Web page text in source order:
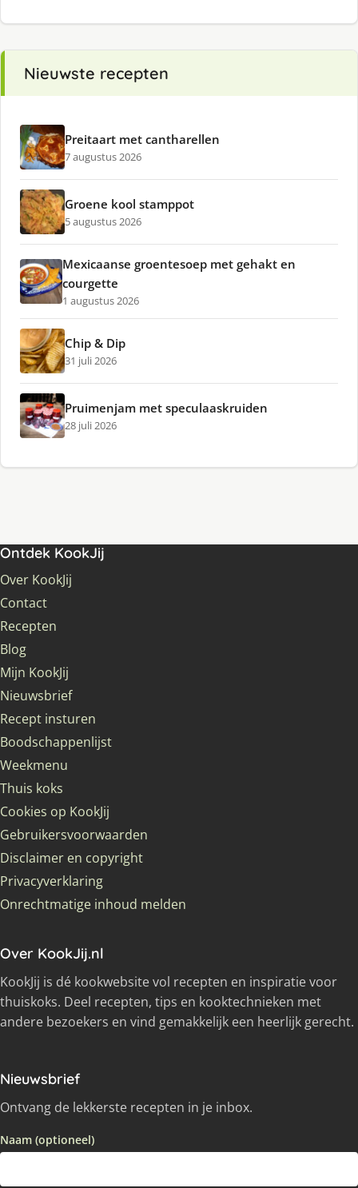
Nieuwste recepten
Preitaart met cantharellen
7 augustus 2026
Groene kool stamppot
5 augustus 2026
Mexicaanse groentesoep met gehakt en
courgette
1 augustus 2026
Chip & Dip
31 juli 2026
Pruimenjam met speculaaskruiden
28 juli 2026
Ontdek KookJij
Over KookJij
Contact
Recepten
Blog
Mijn KookJij
Nieuwsbrief
Recept insturen
Boodschappenlijst
Weekmenu
Thuis koks
Cookies op KookJij
Gebruikersvoorwaarden
Disclaimer en copyright
Privacyverklaring
Onrechtmatige inhoud melden
Over KookJij.nl
KookJij is dé kookwebsite vol recepten en inspiratie voor
thuiskoks. Deel recepten, tips en kooktechnieken met
andere bezoekers en vind gemakkelijk een heerlijk gerecht.
Nieuwsbrief
Ontvang de lekkerste recepten in je inbox.
Naam (optioneel)